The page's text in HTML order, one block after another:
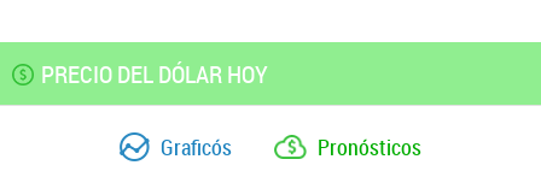
PRECIO DEL DÓLAR HOY
Graficós Pronósticos